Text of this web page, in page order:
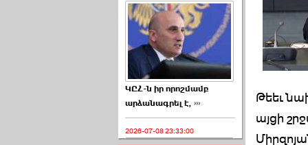
ԿԸՀ-ն իր որոշմամբ
արձանագրել է, ›››
2026-07-08 23:33:00
Թեեւ
այցի